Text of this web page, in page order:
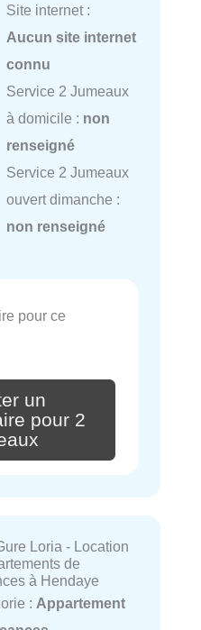
Site internet :
Aucun site internet
connu
Service 2 Jumeaux
à domicile : non
renseigné
Service 2 Jumeaux
ouvert dimanche :
non renseigné
pour ce
un
pour 2
Loria - Location
de
à Hendaye
: Appartement